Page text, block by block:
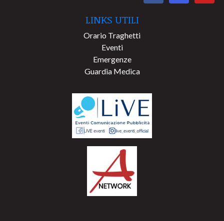
LINKS UTILI
Orario Traghetti
Eventi
Emergenze
Guardia Medica